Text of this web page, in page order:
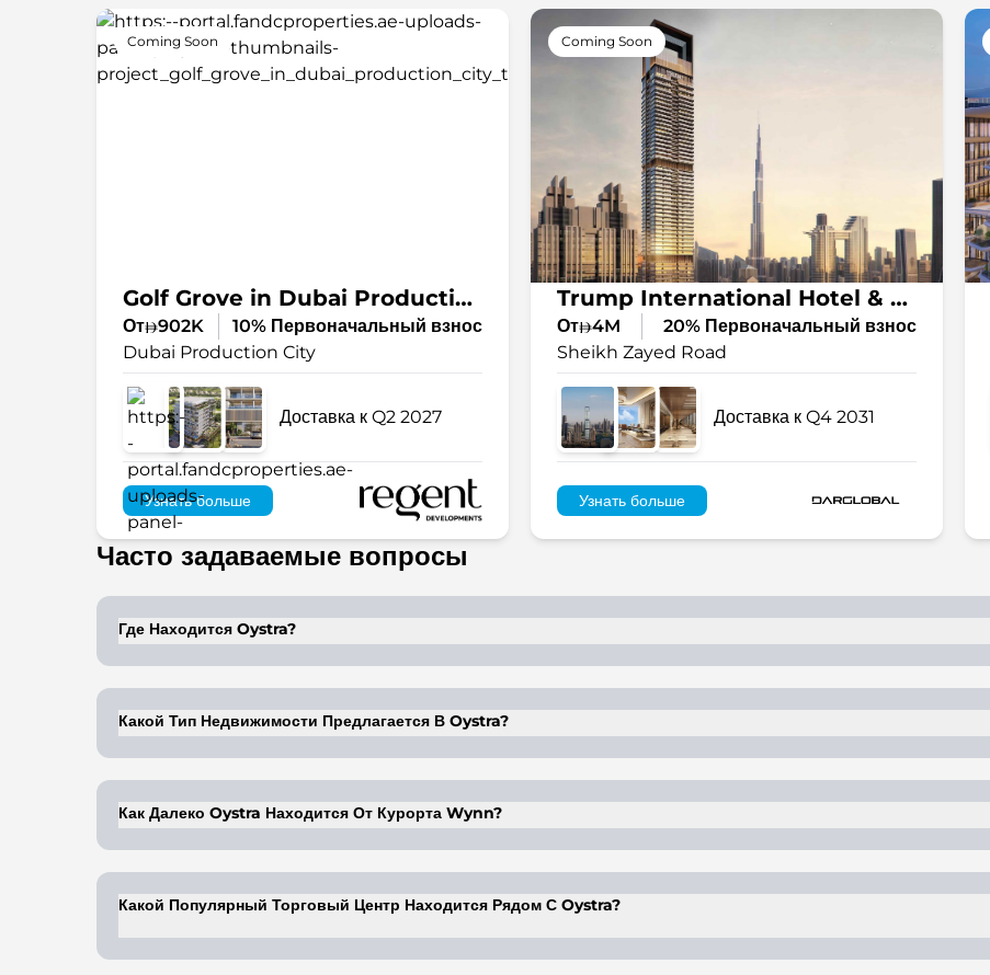
Coming Soon
Golf Grove in Dubai Production City
От 902K
10% Первоначальный взнос
Dubai Production City
Доставка к Q2 2027
Узнать больше
Coming Soon
Trump International Hotel & Tower at ⁠Sheikh Zayed Road
От 4M
20% Первоначальный взнос
Sheikh Zayed Road
Доставка к Q4 2031
Узнать больше
Часто задаваемые вопросы
Где Находится Oystra?
всего 20 минут.
Какой Тип Недвижимости Предлагается В Oystra?
Как Далеко Oystra Находится От Курорта Wynn?
Какой Популярный Торговый Центр Находится Рядом С Oystra?